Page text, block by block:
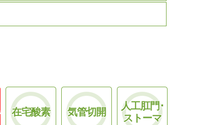
在宅酸素 気管切開
人工肛門･
ストーマ